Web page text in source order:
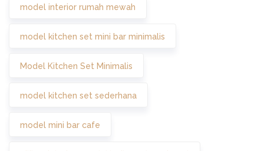
model interior rumah mewah
model kitchen set mini bar minimalis
Model Kitchen Set Minimalis
model kitchen set sederhana
model mini bar cafe